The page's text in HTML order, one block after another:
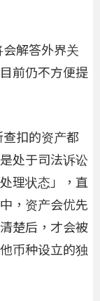
解答外界关
前仍不方便提
扣的资产都
处于司法诉讼
理状态」，直
，资产会优先
楚后，才会被
币种设立的独